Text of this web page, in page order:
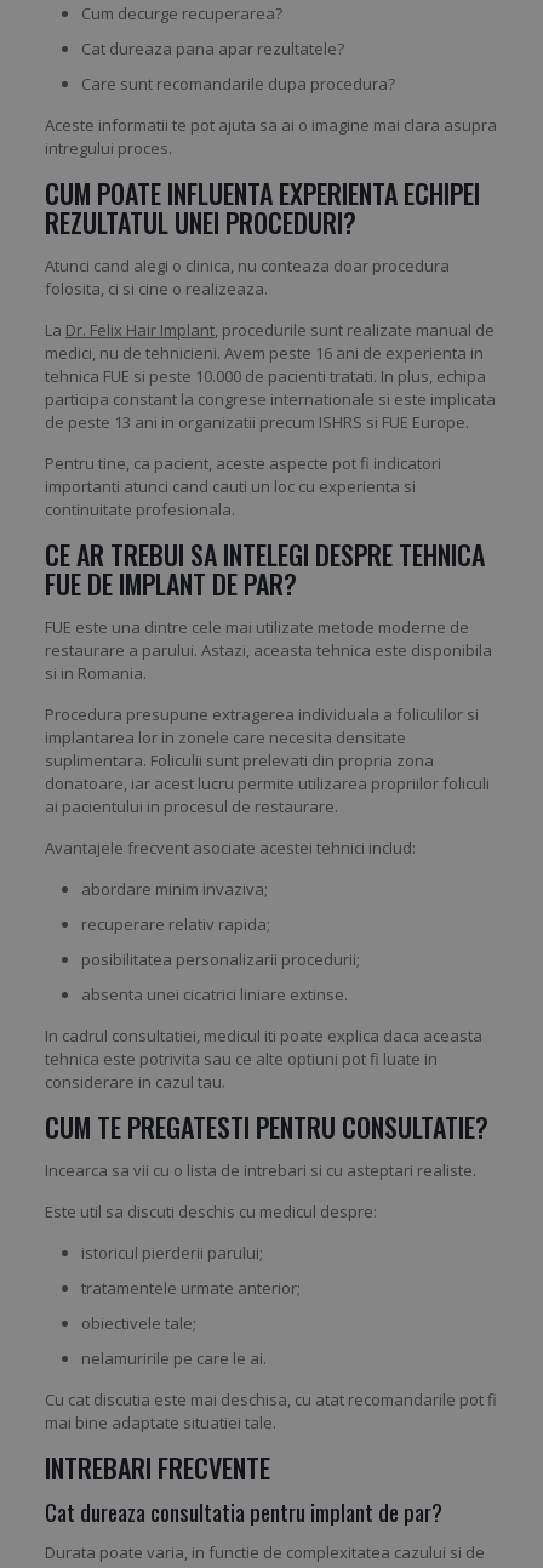
Cum decurge recuperarea?
Cat dureaza pana apar rezultatele?
Care sunt recomandarile dupa procedura?
Aceste informatii te pot ajuta sa ai o imagine mai clara asupra
intregului proces.
CUM POATE INFLUENTA EXPERIENTA ECHIPEI
REZULTATUL UNEI PROCEDURI?
Atunci cand alegi o clinica, nu conteaza doar procedura
folosita, ci si cine o realizeaza.
La Dr. Felix Hair Implant, procedurile sunt realizate manual de
medici, nu de tehnicieni. Avem peste 16 ani de experienta in
tehnica FUE si peste 10.000 de pacienti tratati. In plus, echipa
participa constant la congrese internationale si este implicata
de peste 13 ani in organizatii precum ISHRS si FUE Europe.
Pentru tine, ca pacient, aceste aspecte pot fi indicatori
importanti atunci cand cauti un loc cu experienta si
continuitate profesionala.
CE AR TREBUI SA INTELEGI DESPRETEHNICA
FUEDE IMPLANT DE PAR?
FUE este una dintre cele mai utilizate metode moderne de
restaurare a parului. Astazi, aceasta tehnica este disponibila
si in Romania.
Procedura presupune extragerea individuala a foliculilor si
implantarea lor in zonele care necesita densitate
suplimentara. Foliculii sunt prelevati din propria zona
donatoare, iar acest lucru permite utilizarea propriilor foliculi
ai pacientului in procesul de restaurare.
Avantajele frecvent asociate acestei tehnici includ:
abordare minim invaziva;
recuperare relativ rapida;
posibilitatea personalizarii procedurii;
absenta unei cicatrici liniare extinse.
In cadrul consultatiei, medicul iti poate explica daca aceasta
tehnica este potrivita sau ce alte optiuni pot fi luate in
considerare in cazul tau.
CUM TE PREGATESTI PENTRU CONSULTATIE?
Incearca sa vii cu o lista de intrebari si cu asteptari realiste.
Este util sa discuti deschis cu medicul despre:
istoricul pierderii parului;
tratamentele urmate anterior;
obiectivele tale;
nelamuririle pe care le ai.
Cu cat discutia este mai deschisa, cu atat recomandarile pot fi
mai bine adaptate situatiei tale.
INTREBARI FRECVENTE
Cat dureaza consultatia pentru implant de par?
Durata poate varia, in functie de complexitatea cazului si de